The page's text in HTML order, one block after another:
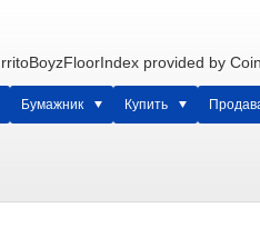
provided by
Бумажник Купить